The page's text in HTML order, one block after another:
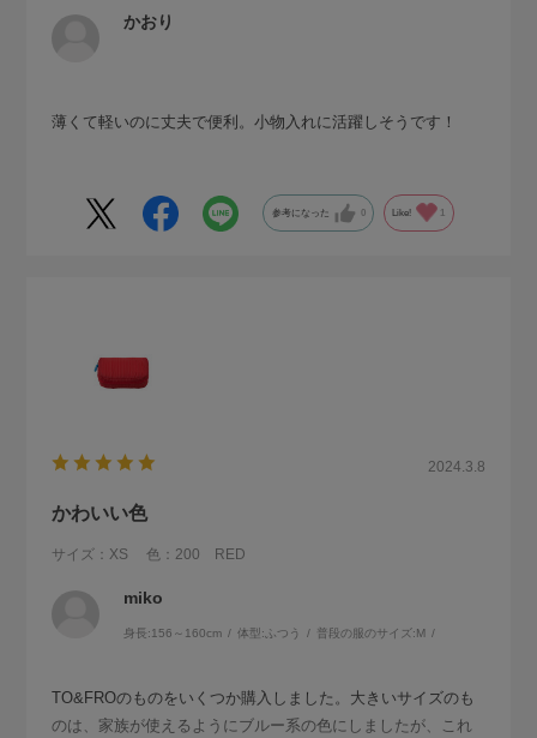
かおり
薄くて軽いのに丈夫で便利。小物入れに活躍しそうです！
参考になった 0 Like! 1
2024.3.8
かわいい色
サイズ：XS 色：200 RED
miko
身長:156～160cm 体型:ふつう 普段の服のサイズ: M
TO&FROのものをいくつか購入しました。大きいサイズのも
のは、家族が使えるようにブルー系の色にしましたが、これ